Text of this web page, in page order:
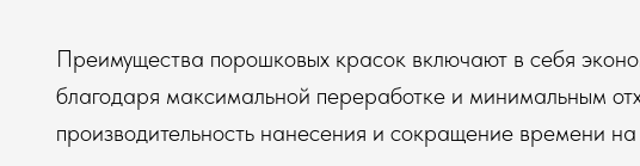
Преимущества порошковых красок включают в себя
благодаря максимальной переработке и минимальным
производительность нанесения и сокращение времени